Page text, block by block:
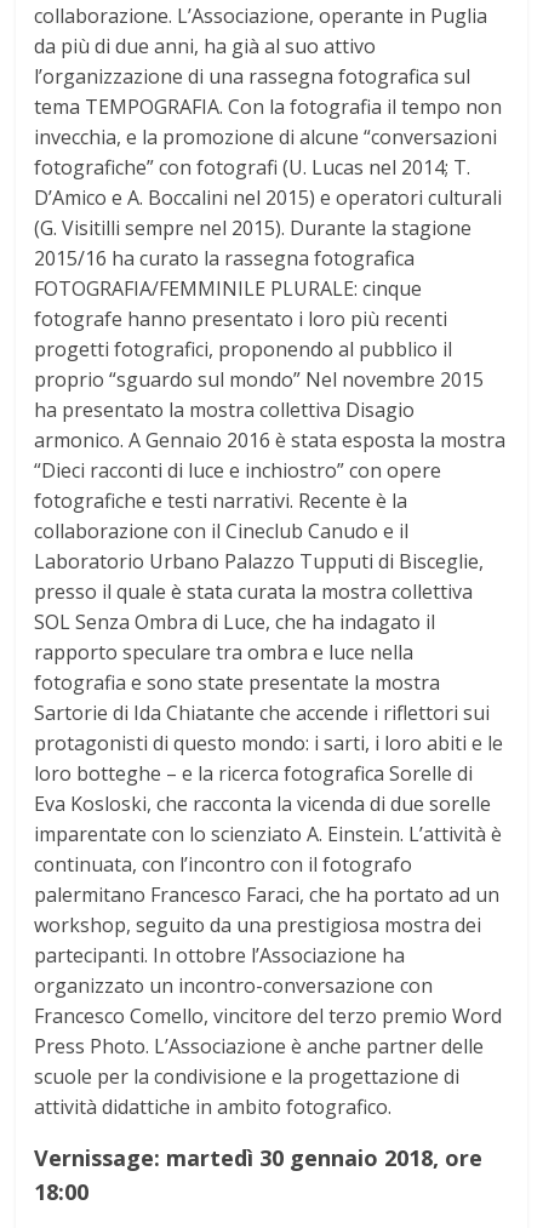
collaborazione. L’Associazione, operante in Puglia
da più di due anni, ha già al suo attivo
l’organizzazione di una rassegna fotografica sul
tema TEMPOGRAFIA. Con la fotografia il tempo non
invecchia, e la promozione di alcune “conversazioni
fotografiche” con fotografi (U. Lucas nel 2014; T.
D’Amico e A. Boccalini nel 2015) e operatori culturali
(G. Visitilli sempre nel 2015). Durante la stagione
2015/16 ha curato la rassegna fotografica
FOTOGRAFIA/FEMMINILE PLURALE: cinque
fotografe hanno presentato i loro più recenti
progetti fotografici, proponendo al pubblico il
proprio “sguardo sul mondo” Nel novembre 2015
ha presentato la mostra collettiva Disagio
armonico. A Gennaio 2016 è stata esposta la mostra
“Dieci racconti di luce e inchiostro” con opere
fotografiche e testi narrativi. Recente è la
collaborazione con il Cineclub Canudo e il
Laboratorio Urbano Palazzo Tupputi di Bisceglie,
presso il quale è stata curata la mostra collettiva
SOL Senza Ombra di Luce, che ha indagato il
rapporto speculare tra ombra e luce nella
fotografia e sono state presentate la mostra
Sartorie di Ida Chiatante che accende i riflettori sui
protagonisti di questo mondo: i sarti, i loro abiti e le
loro botteghe – e la ricerca fotografica Sorelle di
Eva Kosloski, che racconta la vicenda di due sorelle
imparentate con lo scienziato A. Einstein. L’attività è
continuata, con l’incontro con il fotografo
palermitano Francesco Faraci, che ha portato ad un
workshop, seguito da una prestigiosa mostra dei
partecipanti. In ottobre l’Associazione ha
organizzato un incontro-conversazione con
Francesco Comello, vincitore del terzo premio Word
Press Photo. L’Associazione è anche partner delle
scuole per la condivisione e la progettazione di
attività didattiche in ambito fotografico.
Vernissage: martedì 30 gennaio 2018, ore
18:00